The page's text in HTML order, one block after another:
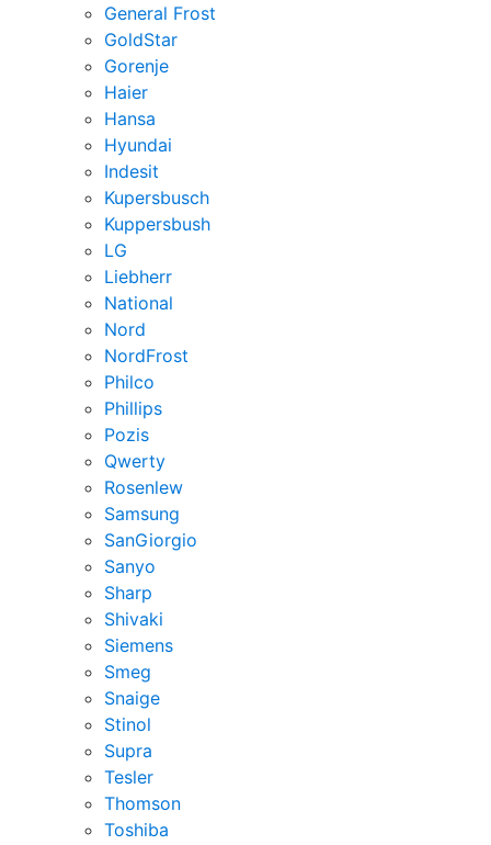
General Frost
GoldStar
Gorenje
Haier
Hansa
Hyundai
Indesit
Kupersbusch
Kuppersbush
LG
Liebherr
National
Nord
NordFrost
Philco
Phillips
Pozis
Qwerty
Rosenlew
Samsung
SanGiorgio
Sanyo
Sharp
Shivaki
Siemens
Smeg
Snaige
Stinol
Supra
Tesler
Thomson
Toshiba